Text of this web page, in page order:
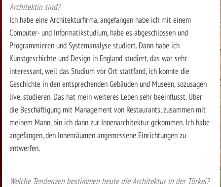
Architektin sind?
Ich habe eine Architekturfirma, angefangen habe ich mit einem
Computer- und Informatikstudium, habe es abgeschlossen und
Programmieren und Systemanalyse studiert. Dann habe ich
Kunstgeschichte und Design in England studiert, das war sehr
interessant, weil das Studium vor Ort stattfand, ich konnte die
Geschichte in den entsprechenden Gebäuden und Museen, sozusagen
live, studieren. Das hat mein weiteres Leben sehr beeinflusst. Über
die Beschäftigung mit Management von Restaurants, zusammen mit
meinem Mann, bin ich dann zur Innenarchitektur gekommen. Ich habe
angefangen, den Innenräumen angemessene Einrichtungen zu
entwerfen.
Welche Tendenzen bestimmen heute die Architektur in der Türkei?